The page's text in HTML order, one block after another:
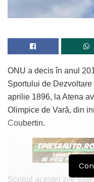
ONU a decis în anul
Sportului de
aprilie 1896, la Atena
Olimpice de Vară, din
Coubertin.
Scopul acestei zile